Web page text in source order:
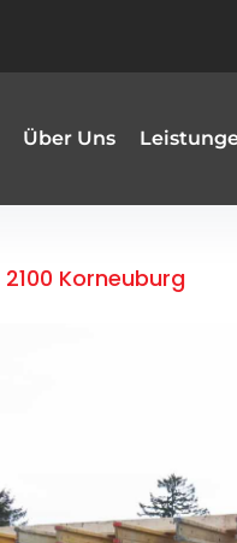
Über Uns
2100 Korneuburg